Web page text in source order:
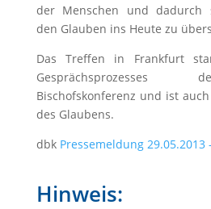
der Menschen und dadurch
den Glauben ins Heute zu
Das Treffen in Frankfurt
Gesprächsprozesses
Bischofskonferenz und ist
des Glaubens.
dbk Pressemeldung 29.05.2013
Hinweis: